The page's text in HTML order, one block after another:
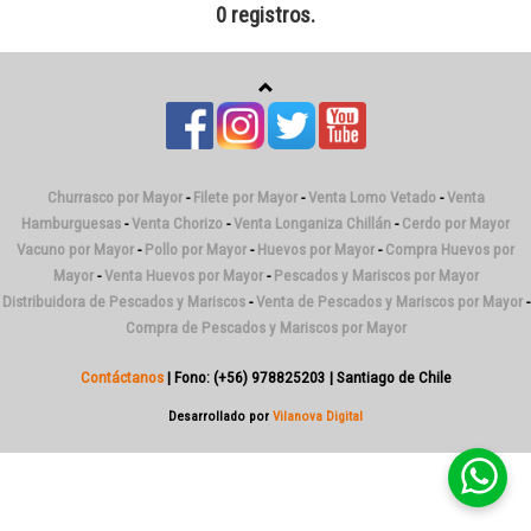
0 registros.
Churrasco por Mayor- Filete por Mayor-Venta Lomo Vetado-Venta
Hamburguesas -Venta Chorizo -Venta Longaniza Chillán - Cerdo por Mayor
Vacuno por Mayor - Pollo por Mayor - Huevos por Mayor - Compra Huevos por
Mayor-Venta Huevos por Mayor- Pescados y Mariscos por Mayor
Distribuidora de Pescados y Mariscos-Venta de Pescados y Mariscos por Mayor-
Compra de Pescados y Mariscos por Mayor
Contáctanos| Fono: (+56) 978825203 | Santiago de Chile
Desarrollado por Vilanova Digital